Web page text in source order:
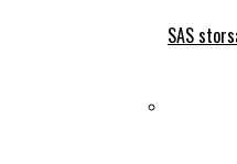
SAS